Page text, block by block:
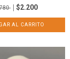
$2.200